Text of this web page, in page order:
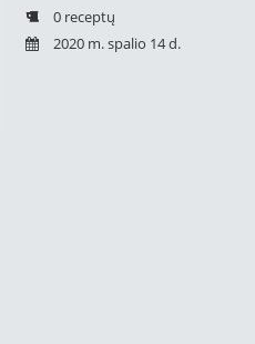
0 receptų
2020 m. spalio 14 d.